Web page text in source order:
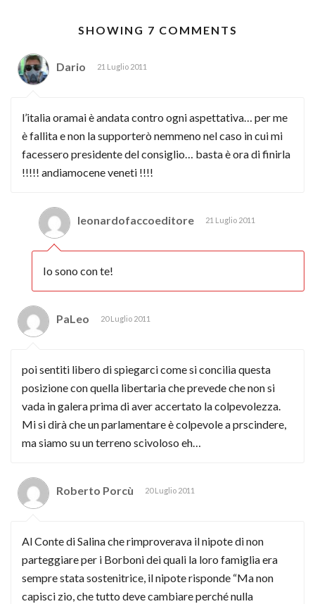
SHOWING 7 COMMENTS
Dario 21 Luglio 2011
l’italia oramai è andata contro ogni aspettativa… per me
è fallita e non la supporterò nemmeno nel caso in cui mi
facessero presidente del consiglio… basta è ora di finirla
!!!!! andiamocene veneti !!!!
leonardofaccoeditore 21 Luglio 2011
Io sono con te!
PaLeo 20 Luglio 2011
poi sentiti libero di spiegarci come si concilia questa
posizione con quella libertaria che prevede che non si
vada in galera prima di aver accertato la colpevolezza.
Mi si dirà che un parlamentare è colpevole a prscindere,
ma siamo su un terreno scivoloso eh…
Roberto Porcù 20 Luglio 2011
Al Conte di Salina che rimproverava il nipote di non
parteggiare per i Borboni dei quali la loro famiglia era
sempre stata sostenitrice, il nipote risponde “Ma non
capisci zio, che tutto deve cambiare perché nulla